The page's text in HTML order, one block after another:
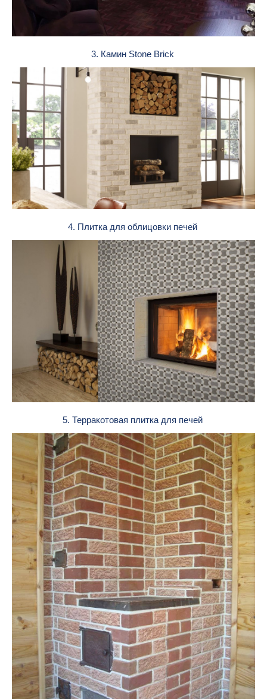
3. Камин Stone Brick
4. Плитка для облицовки печей
5. Терракотовая плитка для печей